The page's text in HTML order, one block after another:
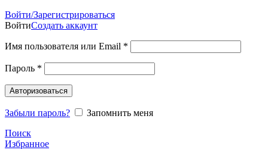
Войти/Зарегистрироваться
ВойтиСоздать аккаунт
Имя пользователя или Email *
Пароль *
Авторизоваться
Забыли пароль?
Запомнить меня
Поиск
Избранное